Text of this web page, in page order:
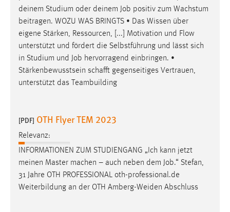
deinem Studium oder deinem Job positiv zum Wachstum
beitragen. WOZU WAS BRINGTS • Das Wissen über
eigene Stärken, Ressourcen, [...] Motivation und Flow
unterstützt und fördert die Selbstführung und lässt sich
in Studium und Job hervorragend einbringen. •
Stärkenbewusstsein schafft gegenseitiges Vertrauen,
unterstützt das Teambuilding
[PDF] OTH Flyer TEM 2023
Relevanz:
INFORMATIONEN ZUM STUDIENGANG „Ich kann jetzt
meinen Master machen – auch neben dem Job.“ Stefan,
31 Jahre OTH PROFESSIONAL oth-professional.de
Weiterbildung an der OTH Amberg-Weiden Abschluss